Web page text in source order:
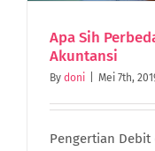
Apa Sih
Akuntansi
By doni Mei 7th,
Pengertian Debit